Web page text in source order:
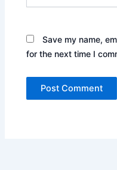
Save my name,
for the next time I